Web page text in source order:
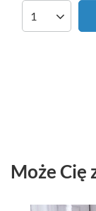
Ilość
Może Cię